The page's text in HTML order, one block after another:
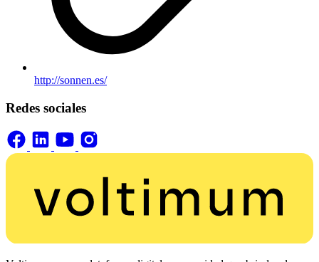
http://sonnen.es/
Redes sociales